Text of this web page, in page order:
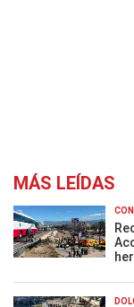
MÁS LEÍDAS